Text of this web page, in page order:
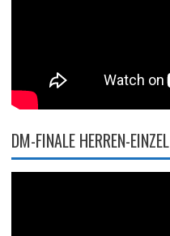
DM-FINALE HERREN-EINZEL